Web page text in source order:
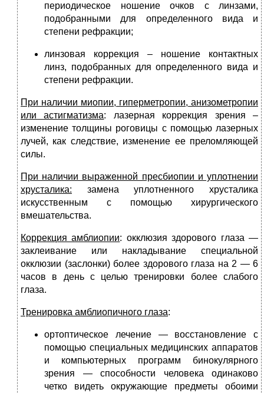
периодическое ношение очков с линзами,
подобранными для определенного вида и
степени рефракции;
линзовая коррекция – ношение контактных
линз, подобранных для определенного вида и
степени рефракции.
При наличии миопии, гиперметропии, анизометропии
или астигматизма: лазерная коррекция зрения –
изменение толщины роговицы с помощью лазерных
лучей, как следствие, изменение ее преломляющей
силы.
При наличии выраженной пресбиопии и уплотнении
хрусталика: замена уплотненного хрусталика
искусственным с помощью хирургического
вмешательства.
Коррекция амблиопии: окклюзия здорового глаза —
заклеивание или накладывание специальной
окклюзии (заслонки) более здорового глаза на 2 — 6
часов в день с целью тренировки более слабого
глаза.
Тренировка амблиопичного глаза:
ортоптическое лечение — восстановление с
помощью специальных медицинских аппаратов
и компьютерных программ бинокулярного
зрения — способности человека одинаково
четко видеть окружающие предметы обоими